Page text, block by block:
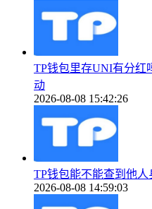
TP钱包里存UNI有分红
动
2026-08-08 15:42:26
TP钱包能不能查到他
2026-08-08 14:59:03